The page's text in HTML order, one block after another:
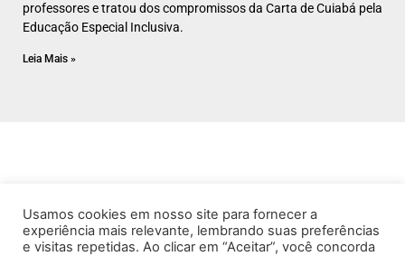
professores e tratou dos compromissos da Carta de Cuiabá pela
Educação Especial Inclusiva.
Leia Mais »
Usamos cookies em nosso site para fornecer a
experiência mais relevante, lembrando suas preferências
e visitas repetidas. Ao clicar em “Aceitar”, você concorda